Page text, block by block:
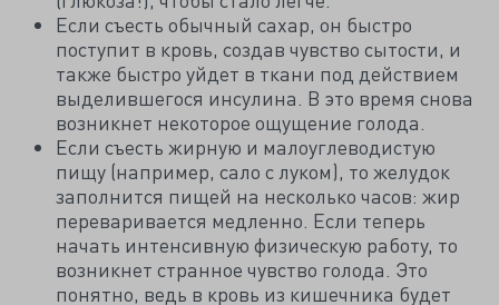
Если съесть обычный сахар, он быстро
поступит в кровь, создав чувство сытости, и
также быстро уйдет в ткани под действием
выделившегося инсулина. В это время снова
возникнет некоторое ощущение голода.
Если съесть жирную и малоуглеводистую
пищу (например, сало с луком), то желудок
заполнится пищей на несколько часов: жир
переваривается медленно. Если теперь
начать интенсивную физическую работу, то
возникнет странное чувство голода. Это
понятно, ведь в кровь из кишечника будет